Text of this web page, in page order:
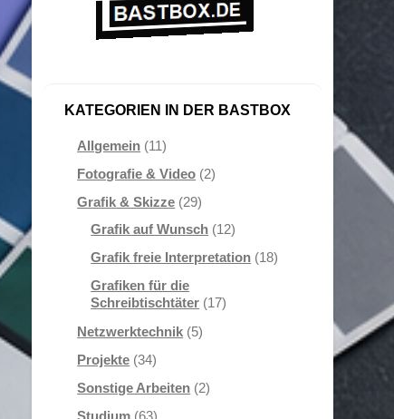
KATEGORIEN IN DER BASTBOX
Allgemein (11)
Fotografie & Video (2)
Grafik & Skizze (29)
Grafik auf Wunsch (12)
Grafik freie Interpretation (18)
Grafiken für die
Schreibtischtäter (17)
Netzwerktechnik (5)
Projekte (34)
Sonstige Arbeiten (2)